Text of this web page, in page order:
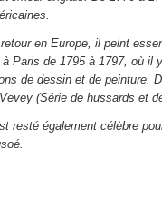
en Europe, il peint
Paris de 1795 à 1797, où il
de dessin et de peinture.
(Série de hussards et
resté également célèbre